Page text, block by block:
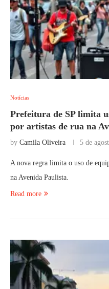
Notícias
Prefeitura de SP limita
por artistas de rua na
by Camila Oliveira 5 de
A nova regra limita o uso de
na Avenida Paulista.
Read more